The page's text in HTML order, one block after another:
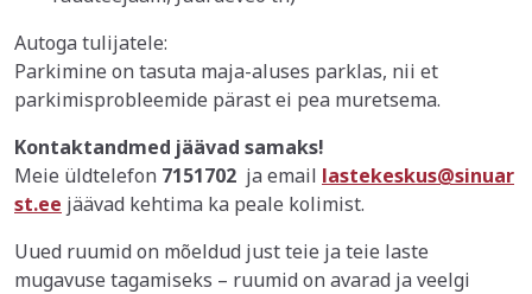
Autoga tulijatele:
Parkimine on tasuta maja-aluses parklas, nii et
parkimisprobleemide pärast ei pea muretsema.
Kontaktandmed jäävad samaks!
Meie üldtelefon 7151702 ja email lastekeskus@sinuar
st.ee jäävad kehtima ka peale kolimist.
Uued ruumid on mõeldud just teie ja teie laste
mugavuse tagamiseks – ruumid on avarad ja veelgi